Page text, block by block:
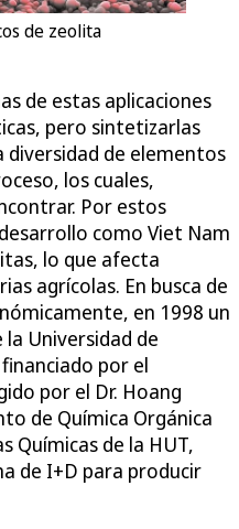
de zeolita
de estas aplicaciones
pero sintetizarlas
diversidad de elementos
los cuales,
Por estos
como Viet Nam
lo que afecta
agrícolas. En busca de
en 1998 un
Universidad de
por el
por el Dr. Hoang
de Química Orgánica
Químicas de la HUT,
de I+D para producir